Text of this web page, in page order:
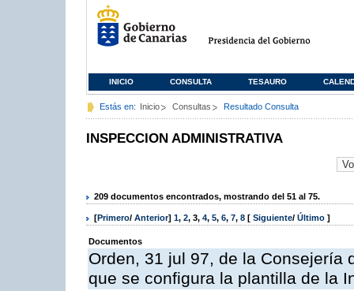
INICIO CONSULTA TESAURO
Estás en: Inicio Consultas Resultado Consulta
INSPECCION ADMINISTRATIVA
209 documentos encontrados, mostrando del 51 al 75.
[Primero/ Anterior] 1, 2, 3, 4, 5, 6, 7, 8 [ Siguiente/ Último ]
Documentos
Orden, 31 jul 97, de la Consejería
que se configura la plantilla de la